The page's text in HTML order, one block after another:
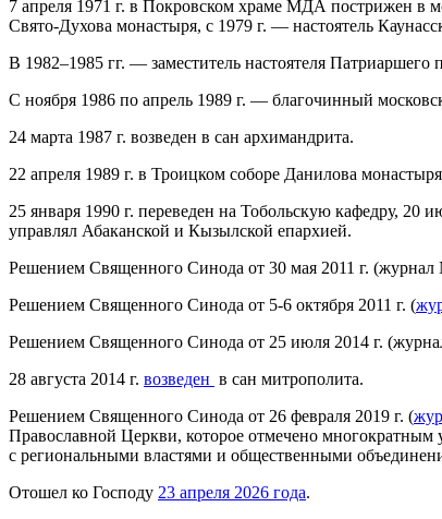
7 апреля 1971 г. в Покровском храме МДА пострижен в
Свято-Духова монастыря, с 1979 г. — настоятель
В 1982–1985 гг. — заместитель настоятеля Патриаршего
С ноября 1986 по апрель 1989 г. — благочинный
24 марта 1987 г. возведен в сан архимандрита.
22 апреля 1989 г. в Троицком соборе Данилова
25 января 1990 г. переведен на Тобольскую кафедру,
управлял Абаканской и Кызылской епархией.
Решением Священного Синода от 30 мая 2011 г.
Решением Священного Синода от 5-6 октября 2011 г. (
Решением Священного Синода от 25 июля 2014 г.
28 августа 2014 г. возведен в сан митрополита.
Решением Священного Синода от 26 февраля 2019 г. (
Православной Церкви, которое отмечено многократным
с региональными властями и общественными
Отошел ко Господу 23 апреля 2026 года.